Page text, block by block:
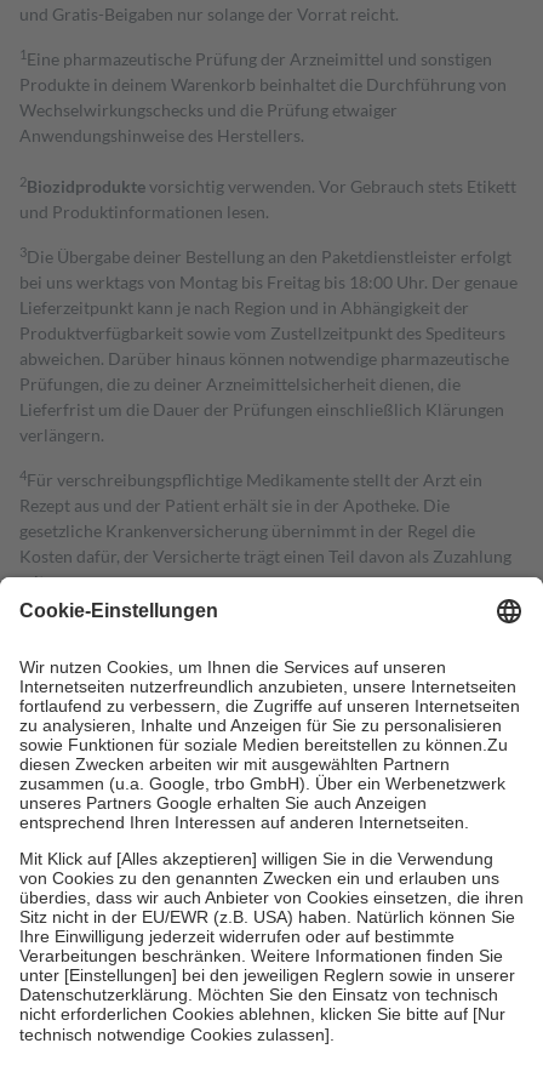
und Gratis-Beigaben nur solange der Vorrat reicht.
1 Eine pharmazeutische Prüfung der Arzneimittel und sonstigen
Produkte in deinem Warenkorb beinhaltet die Durchführung von
Wechselwirkungschecks und die Prüfung etwaiger
Anwendungshinweise des Herstellers.
2Biozidproduktevorsichtig verwenden. Vor Gebrauch stets Etikett
und Produktinformationen lesen.
3Die Übergabe deiner Bestellung an den Paketdienstleister erfolgt
bei uns werktags von Montag bis Freitag bis 18:00 Uhr. Der genaue
Lieferzeitpunkt kann je nach Region und in Abhängigkeit der
Produktverfügbarkeit sowie vom Zustellzeitpunkt des Spediteurs
abweichen. Darüber hinaus können notwendige pharmazeutische
Prüfungen, die zu deiner Arzneimittelsicherheit dienen, die
Lieferfrist um die Dauer der Prüfungen einschließlich Klärungen
verlängern.
4Für verschreibungspflichtige Medikamente stellt der Arzt ein
Rezept aus und der Patient erhält sie in der Apotheke. Die
gesetzliche Krankenversicherung übernimmt in der Regel die
Kosten dafür, der Versicherte trägt einen Teil davon als Zuzahlung
mit.
Grundsätzlich leisten Mitglieder Zuzahlungen in Höhe von zehn
höchstens zehn Euro.
Es sind jedoch nie mehr als die tatsächlichen
Kosten der Leistung zu entrichten.
Diese Regeln gelten grundsätzlich auch für Online-Apotheken.
Bei Heilmitteln und häuslicher Krankenpflege beträgt die
Zuzahlung zehn Prozent der Kosten sowie zehn Euro je
Verordnung.
Um das Engagement der Versicherten für ihre eigene Gesundheit zu
stärken und die besondere Stellung der Familie zu unterstützen,
fallenkeine Zuzahlungenan bei:
• Kindern und Jugendlichen bis zum vollendeten 18. Lebensjahr
mit Ausnahme der Fahrkosten
• Untersuchungen zur Vorsorge und Früherkennung, die von der
GKV getragen werden
• empfohlenen Schutzimpfungen
• Harn- und Blutteststreifen